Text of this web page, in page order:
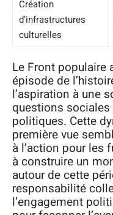
Création
d’infrastructures
culturelles
Le Front populaire
épisode de
l’aspiration à une
questions
politiques. Cette
première vue
à l’action pour les
à construire un
autour de cette
responsabilité
l’engagement